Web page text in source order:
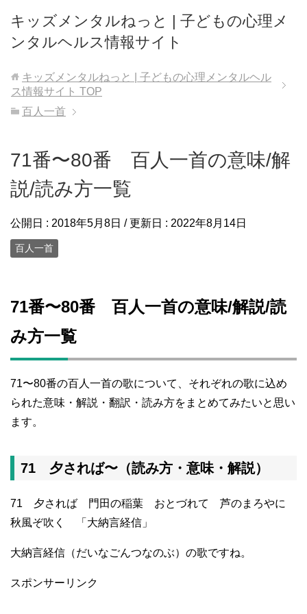
キッズメンタルねっと | 子どもの心理メ
ンタルヘルス情報サイト
キッズメンタルねっと | 子どもの心理メンタルヘル
ス情報サイト TOP
百人一首
71番〜80番 百人一首の意味/解
説/読み方一覧
公開日 : 2018年5月8日 / 更新日 : 2022年8月14日
百人一首
71番〜80番 百人一首の意味/解説/読
み方一覧
71〜80番の百人一首の歌について、それぞれの歌に込め
られた意味・解説・翻訳・読み方をまとめてみたいと思い
ます。
71 夕されば〜（読み方・意味・解説）
71 夕されば 門田の稲葉 おとづれて 芦のまろやに
秋風ぞ吹く 「大納言経信」
大納言経信（だいなごんつなのぶ）の歌ですね。
スポンサーリンク